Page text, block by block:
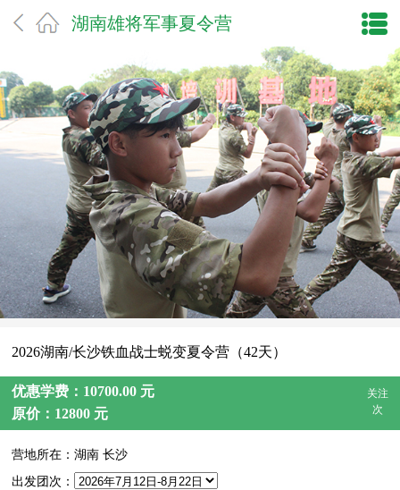
湖南雄将军事夏令营
2026湖南/长沙铁血战士蜕变夏令营（42天）
优惠学费：10700.00 元
原价：12800 元
关注
次
营地所在：湖南 长沙
出发团次：